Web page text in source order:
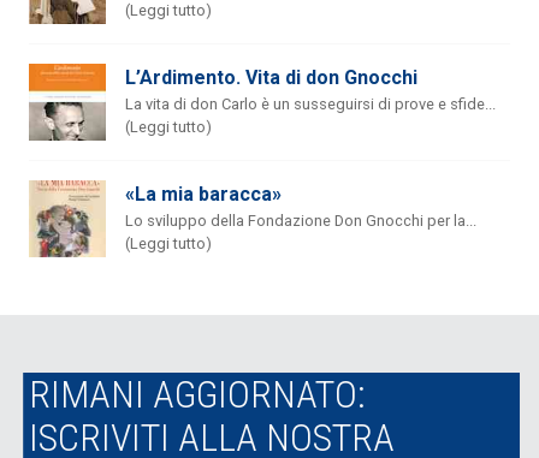
(Leggi tutto)
L’Ardimento. Vita di don Gnocchi
La vita di don Carlo è un susseguirsi di prove e sfide...
(Leggi tutto)
«La mia baracca»
Lo sviluppo della Fondazione Don Gnocchi per la...
(Leggi tutto)
RIMANI AGGIORNATO:
ISCRIVITI ALLA NOSTRA